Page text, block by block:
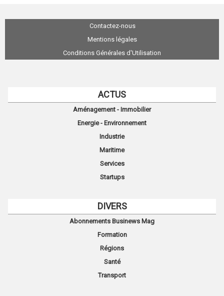
Contactez-nous
Mentions légales
Conditions Générales d'Utilisation
ACTUS
Aménagement - Immobilier
Energie - Environnement
Industrie
Maritime
Services
Startups
DIVERS
Abonnements Businews Mag
Formation
Régions
Santé
Transport